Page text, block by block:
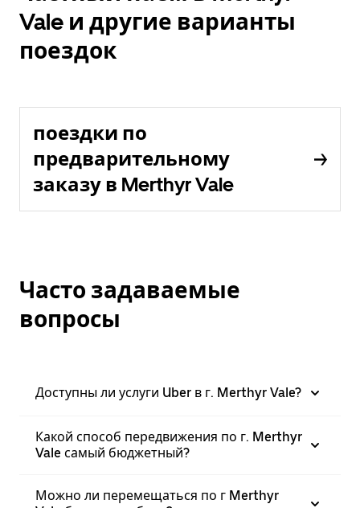
Vale и другие варианты
поездок
поездки по
предварительному
заказу в Merthyr Vale
Часто задаваемые
вопросы
Доступны ли услуги Uber в г. Merthyr Vale?
Какой способ передвижения по г. Merthyr
Vale самый бюджетный?
Можно ли перемещаться по г Merthyr